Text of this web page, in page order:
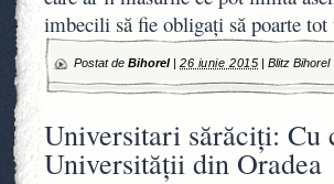
imbecili să fie obligaţi să poarte
Postat de Bihorel| 26 iunie 2015 |Blitz Bihorel
Universitari sărăciţi: Cu
Universităţii din Oradea